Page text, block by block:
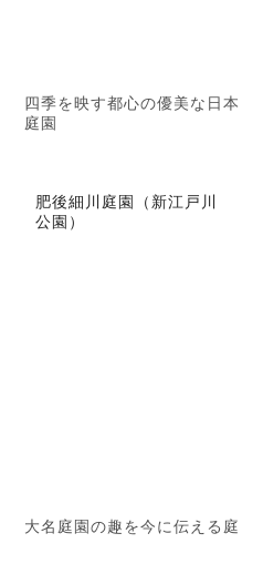
四季を映す都心の優美な日本
庭園
肥後細川庭園（新江戸川
公園）
大名庭園の趣を今に伝える庭